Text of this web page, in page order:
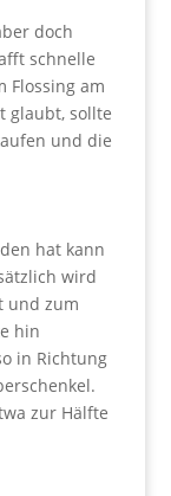
doch
schnelle
Flossing am
glaubt, sollte
und die
hat kann
wird
und zum
hin
in Richtung
zur Hälfte